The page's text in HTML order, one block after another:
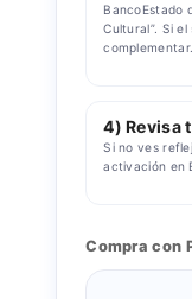
BancoEstado
Cultural”. Si
complementar.
4) Revisa
Si no ves
activación en
Compra con